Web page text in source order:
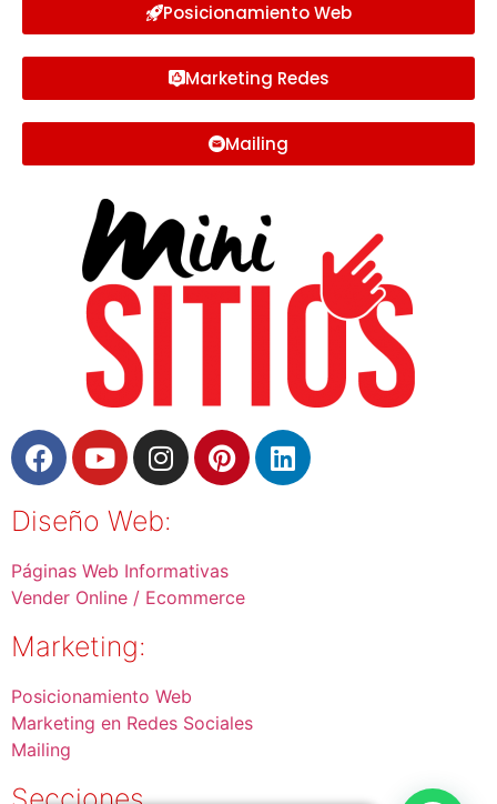
Posicionamiento Web
Marketing Redes
Mailing
Diseño Web:
Páginas Web Informativas
Vender Online / Ecommerce
Marketing:
Posicionamiento Web
Marketing en Redes Sociales
Mailing